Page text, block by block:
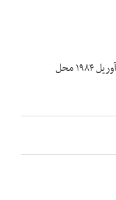
روایت‌کننده: آقای حسن نزیه تاریخ مصاحبه: ۸ آوریل ۱۹۸۴ محل